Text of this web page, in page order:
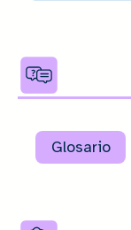
Glosario